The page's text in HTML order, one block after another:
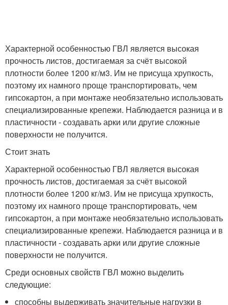
Характерной особенностью ГВЛ является высокая
прочность листов, достигаемая за счёт высокой
плотности более 1200 кг/м3. Им не присуща хрупкость,
поэтому их намного проще транспортировать, чем
гипсокартон, а при монтаже необязательно использовать
специализированные крепежи. Наблюдается разница и в
пластичности - создавать арки или другие сложные
поверхности не получится.
Стоит знать
Характерной особенностью ГВЛ является высокая
прочность листов, достигаемая за счёт высокой
плотности более 1200 кг/м3. Им не присуща хрупкость,
поэтому их намного проще транспортировать, чем
гипсокартон, а при монтаже необязательно использовать
специализированные крепежи. Наблюдается разница и в
пластичности - создавать арки или другие сложные
поверхности не получится.
Среди основных свойств ГВЛ можно выделить
следующие:
способны выдерживать значительные нагрузки в